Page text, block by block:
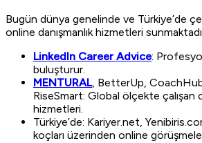
Bugün dünya genelinde ve Türkiye’de
online danışmanlık hizmetleri
LinkedIn Career Advice:
buluşturur.
MENTURAL, BetterUp,
RiseSmart: Global ölçekte çalışan
hizmetleri.
Türkiye’de: Kariyer.net,
koçları üzerinden online